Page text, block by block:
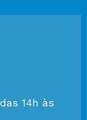
14h às